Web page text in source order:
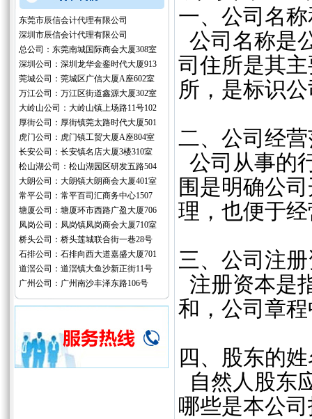
东莞市辰信会计代理有限公司
深圳市辰信会计代理有限公司
总公司：东莞南城国际商会大厦308室
深圳公司：深圳龙华金銮时代大厦913
莞城公司：莞城区广信大厦A座602室
万江公司：万江区街道鑫源大厦302室
大岭山公司：大岭山镇上场路11号102
厚街公司：厚街镇莞太路时代大厦501
虎门公司：虎门镇工贸大厦A座804室
长安公司：长安镇名店大厦3楼310室
松山湖公司：松山湖园区研发五路504
大朗公司：大朗镇大朗商会大厦401室
常平公司：常平百司汇商务中心1507
塘厦公司：塘厦环市西路广盈大厦706
凤岗公司：凤岗镇凤岗商会大厦710室
桥头公司：桥头莲城联合街一巷28号
石排公司：石排向西大道嘉盛大厦701
道滘公司：道滘镇大鱼沙新正街11号
广州公司：广州南沙丰泽东路106号
一、公司名
公司名称是
司住所是其
所，是标识
二、公司经
公司从事的
围是明确公
理，也便于
三、公司注
注册资本是
和，公司章
四、股东的
自然人股东
哪些是本公